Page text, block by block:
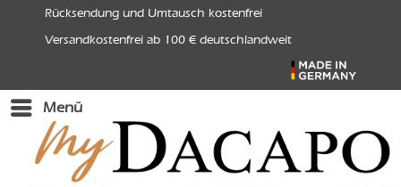
Rücksendung und Umtausch kostenfrei
Versandkostenfrei ab 100 € deutschlandweit
Menü